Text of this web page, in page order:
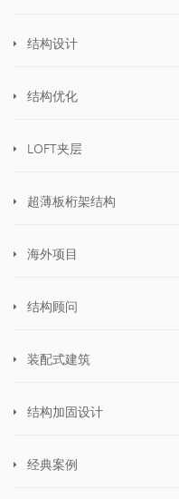
结构设计
结构优化
LOFT夹层
超薄板桁架结构
海外项目
结构顾问
装配式建筑
结构加固设计
经典案例